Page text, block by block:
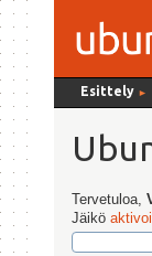
Esittely ►
Tervetuloa,
Jäikö